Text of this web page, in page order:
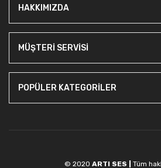
HAKKIMIZDA
MÜŞTERİ SERVİSİ
POPÜLER KATEGORİLER
© 2020 ARTI SES | Tüm